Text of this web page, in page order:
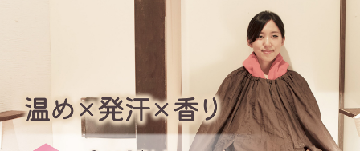
よくある質問
お悩み温活ガイド
店舗一覧▼
オンラインストア▼